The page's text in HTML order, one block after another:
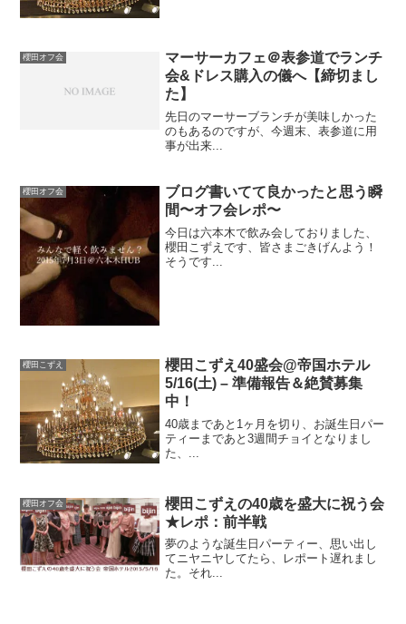
櫻田オフ会
マーサーカフェ＠表参道でランチ
会&ドレス購入の儀へ【締切まし
た】
先日のマーサーブランチが美味しかった
のもあるのですが、今週末、表参道に用
事が出来...
櫻田オフ会
ブログ書いてて良かったと思う瞬
間〜オフ会レポ〜
今日は六本木で飲み会しておりました、
櫻田こずえです、皆さまごきげんよう！
そうです...
櫻田こずえ
櫻田こずえ40盛会@帝国ホテル
5/16(土) – 準備報告＆絶賛募集
中！
40歳まであと1ヶ月を切り、お誕生日パー
ティーまであと3週間チョイとなりまし
た、...
櫻田オフ会
櫻田こずえの40歳を盛大に祝う会
★レポ：前半戦
夢のような誕生日パーティー、思い出し
てニヤニヤしてたら、レポート遅れまし
た。それ...